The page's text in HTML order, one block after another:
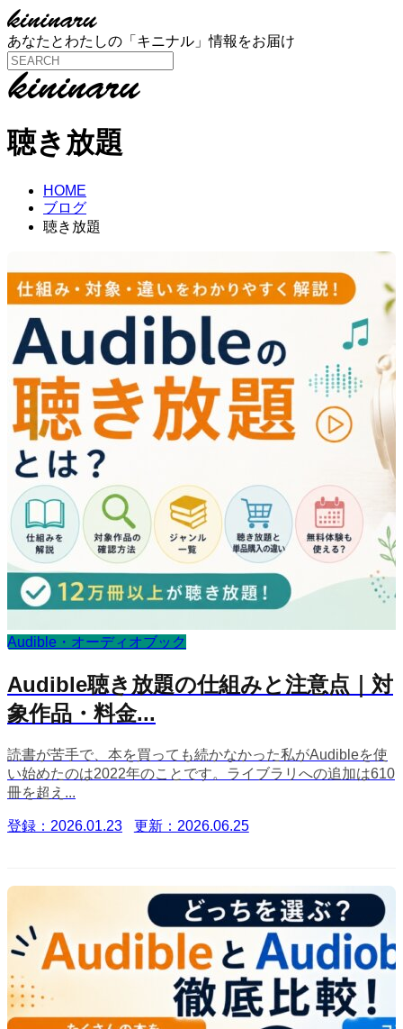
あなたとわたしの「キニナル」情報をお届け
聴き放題
HOME
ブログ
聴き放題
Audible・オーディオブック
Audible聴き放題の仕組みと注意点｜対
象作品・料金...
読書が苦手で、本を買っても続かなかった私がAudibleを使
い始めたのは2022年のことです。ライブラリへの追加は610
冊を超え...
登録：2026.01.23 更新：2026.06.25